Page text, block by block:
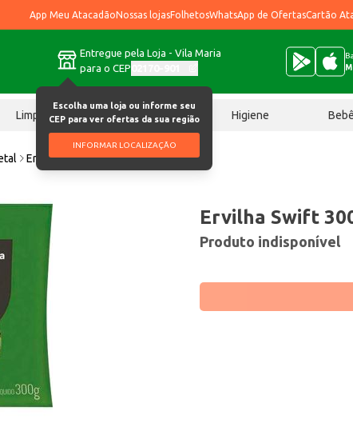
App Meu AtacadãoNossas lojasFolhetosWhatsApp de OfertasCartão
Entregue pela Loja - Vila Maria
para o CEP
Escolha uma loja ou informe seu
CEP para ver ofertas da sua região
INFORMAR LOCALIZAÇÃO
Limpeza Chocolates Higiene
Ervilha Swift 300g
Ervilha Swift
Produto indisponível